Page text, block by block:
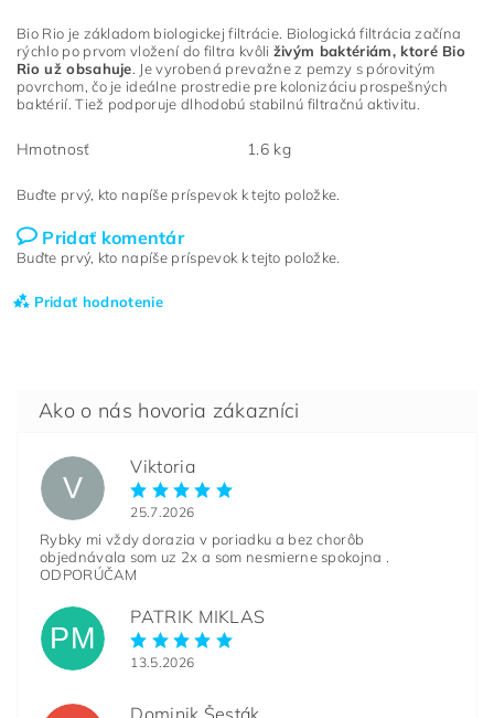
Bio Rio je základom biologickej filtrácie. Biologická filtrácia začína
rýchlo po prvom vložení do filtra kvôli živým baktériám, ktoré Bio
Rio už obsahuje . Je vyrobená prevažne z pemzy s pórovitým
povrchom, čo je ideálne prostredie pre kolonizáciu prospešných
baktérií.Tiež podporuje dlhodobú stabilnú filtračnú aktivitu.
Hmotnosť 1.6 kg
Buďte prvý, kto napíše príspevok k tejto položke.
Pridať komentár
Buďte prvý, kto napíše príspevok k tejto položke.
Pridať hodnotenie
V
Viktoria
25.7.2026
Rybky mi vždy dorazia v poriadku a bez chorôb
objednávala som uz 2x a som nesmierne spokojna .
ODPORÚČAM
PM
PATRIK MIKLAS
13.5.2026
Dominik Šesták